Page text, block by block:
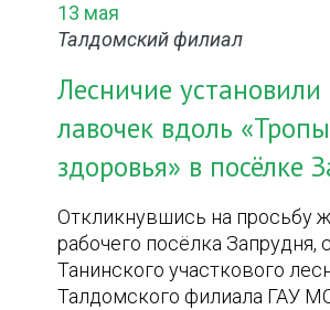
13 мая
Талдомский филиал
Лесничие установили
лавочек вдоль «Тропы
здоровья» в посёлке
Откликнувшись на просьбу
рабочего посёлка Запрудня,
Танинского участкового
Талдомского филиала ГАУ